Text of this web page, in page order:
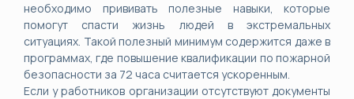
необходимо прививать полезные навыки, которые
помогут спасти жизнь людей в экстремальных
ситуациях. Такой полезный минимум содержится даже в
программах, где повышение квалификации по пожарной
безопасности за 72 часа считается ускоренным.
Если у работников организации отсутствуют документы